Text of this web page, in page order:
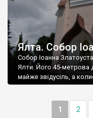
Ялта. Собор
Собор Іоанна
Ялти. Його 45-метрова
майже звідусіль, а
1 2